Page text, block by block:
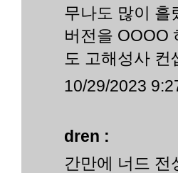
무나도 많이 흘
버전을 OOOO
도 고해성사
10/29/2023
dren :
간만에 너드 전